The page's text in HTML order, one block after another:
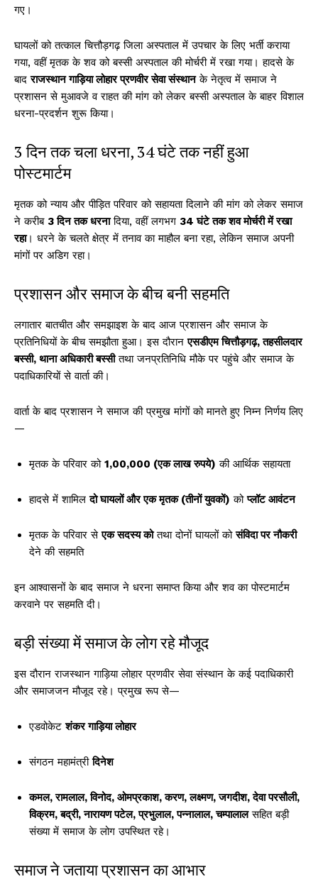
गए।
घायलों को तत्काल चित्तौड़गढ़ जिला अस्पताल में उपचार के लिए भर्ती कराया
गया, वहीं मृतक के शव को बस्सी अस्पताल की मोर्चरी में रखा गया। हादसे के
बादराजस्थान गाड़िया लोहार प्रणवीर सेवा संस्थानके नेतृत्व में समाज ने
प्रशासन से मुआवजे व राहत की मांग को लेकर बस्सी अस्पताल के बाहर विशाल
धरना-प्रदर्शन शुरू किया।
3 दिन तक चला धरना, 34 घंटे तक नहीं हुआ
पोस्टमार्टम
मृतक को न्याय और पीड़ित परिवार को सहायता दिलाने की मांग को लेकर समाज
ने करीब 3 दिन तक धरनादिया, वहीं लगभग 34 घंटे तक शव मोर्चरी में रखा
रहा। धरने के चलते क्षेत्र में तनाव का माहौल बना रहा, लेकिन समाज अपनी
मांगों पर अडिग रहा।
प्रशासन और समाज के बीच बनी सहमति
लगातार बातचीत और समझाइश के बाद आज प्रशासन और समाज के
प्रतिनिधियों के बीच समझौता हुआ। इस दौरानएसडीएम चित्तौड़गढ़, तहसीलदार
बस्सी, थाना अधिकारी बस्सीतथा जनप्रतिनिधि मौके पर पहुंचे और समाज के
पदाधिकारियों से वार्ता की।
वार्ता के बाद प्रशासन ने समाज की प्रमुख मांगों को मानते हुए निम्न निर्णय लिए
—
मृतक के परिवार को ₹1,00,000 (एक लाख रुपये) की आर्थिक सहायता
हादसे में शामिलदो घायलों और एक मृतक (तीनों युवकों) कोप्लॉट आवंटन
मृतक के परिवार सेएक सदस्य कोतथा दोनों घायलों कोसंविदा पर नौकरी
देने की सहमति
इन आश्वासनों के बाद समाज ने धरना समाप्त किया और शव का पोस्टमार्टम
करवाने पर सहमति दी।
बड़ी संख्या में समाज के लोग रहे मौजूद
इस दौरान राजस्थान गाड़िया लोहार प्रणवीर सेवा संस्थान के कई पदाधिकारी
और समाजजन मौजूद रहे। प्रमुख रूप से—
एडवोकेटशंकर गाड़िया लोहार
संगठन महामंत्रीदिनेश
कमल, रामलाल, विनोद, ओमप्रकाश, करण, लक्ष्मण, जगदीश, देवा परसौली,
विक्रम, बद्री, नारायण पटेल, प्रभुलाल, पन्नालाल, चम्पालालसहित बड़ी
संख्या में समाज के लोग उपस्थित रहे।
समाज ने जताया प्रशासन का आभार